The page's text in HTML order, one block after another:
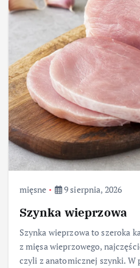
mięsne 9 sierpnia, 2026
Szynka wieprzowa
Szynka wieprzowa to szeroka
z mięsa wieprzowego,
czyli z anatomicznej szynki. W